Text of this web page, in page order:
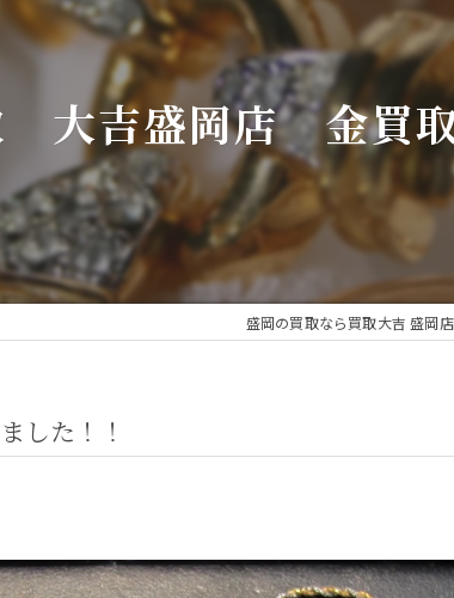
大吉盛岡店 金買
盛岡の買取なら買取大吉 盛岡店
した！！